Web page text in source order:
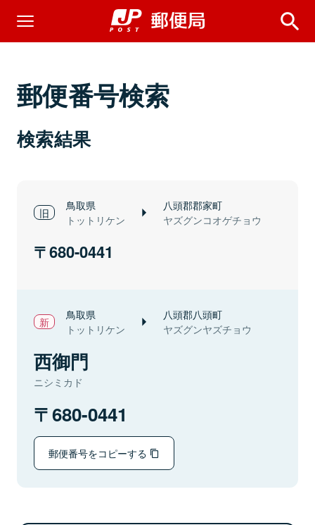
郵便番号検索
検索結果
鳥取県
トットリケン
八頭郡郡家町
ヤズグンコオゲチョウ
680-0441
鳥取県
トットリケン
八頭郡八頭町
ヤズグンヤズチョウ
西御門
ニシミカド
680-0441
郵便番号をコピーする